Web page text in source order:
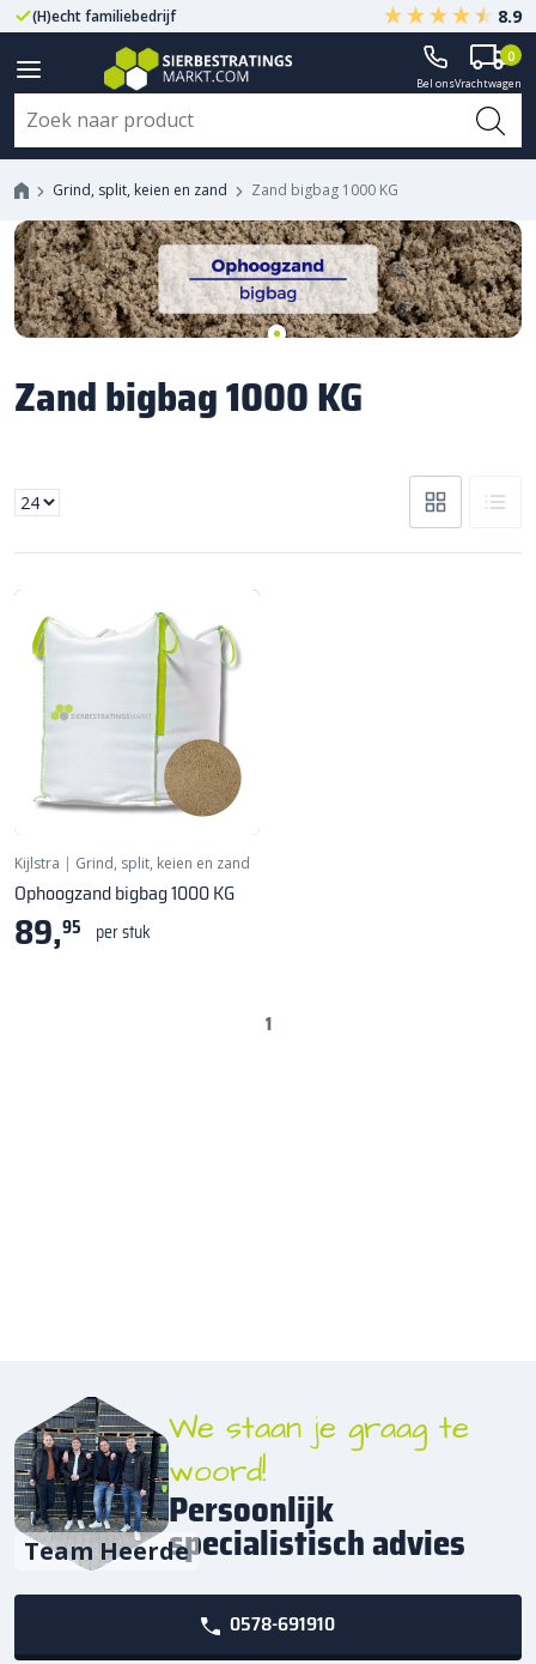
(H)echt familiebedrijf Gegarandeerd A-kwaliteit
8.9
Bel onsVrachtwagen
0
Grind, split, keien en zand Zand bigbag 1000 KG
Zand bigbag 1000 KG
Kijlstra | Grind, split, keien en zand
Ophoogzand bigbag 1000 KG
89,95 per stuk
1
Team Heerde
We staan je graag te
woord!
Persoonlijk
specialistisch advies
0578-691910